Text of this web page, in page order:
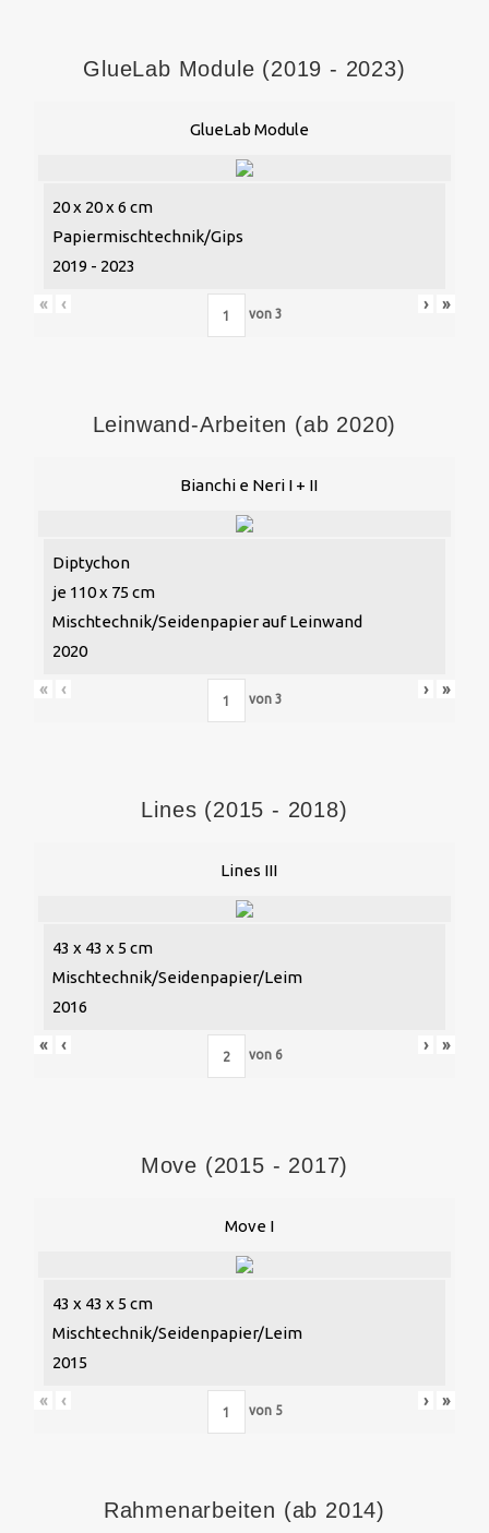
GlueLab Module (2019 - 2023)
GlueLab Module
20 x 20 x 6 cm
Papiermischtechnik/Gips
2019 - 2023
« ‹
von 3
› »
Leinwand-Arbeiten (ab 2020)
Bianchi e Neri I + II
Diptychon
je 110 x 75 cm
Mischtechnik/Seidenpapier auf Leinwand
2020
« ‹
von 3
› »
Lines (2015 - 2018)
Lines III
43 x 43 x 5 cm
Mischtechnik/Seidenpapier/Leim
2016
« ‹
von 6
› »
Move (2015 - 2017)
Move I
43 x 43 x 5 cm
Mischtechnik/Seidenpapier/Leim
2015
« ‹
von 5
› »
Rahmenarbeiten (ab 2014)